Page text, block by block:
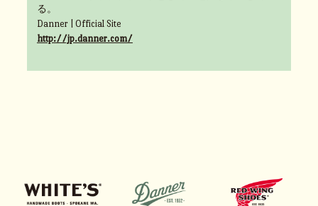
る。
Danner | Official Site
http://jp.danner.com/